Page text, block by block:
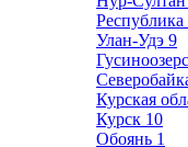
Республика
Улан-Удэ 9
Курская
Курск 10
Обоянь 1